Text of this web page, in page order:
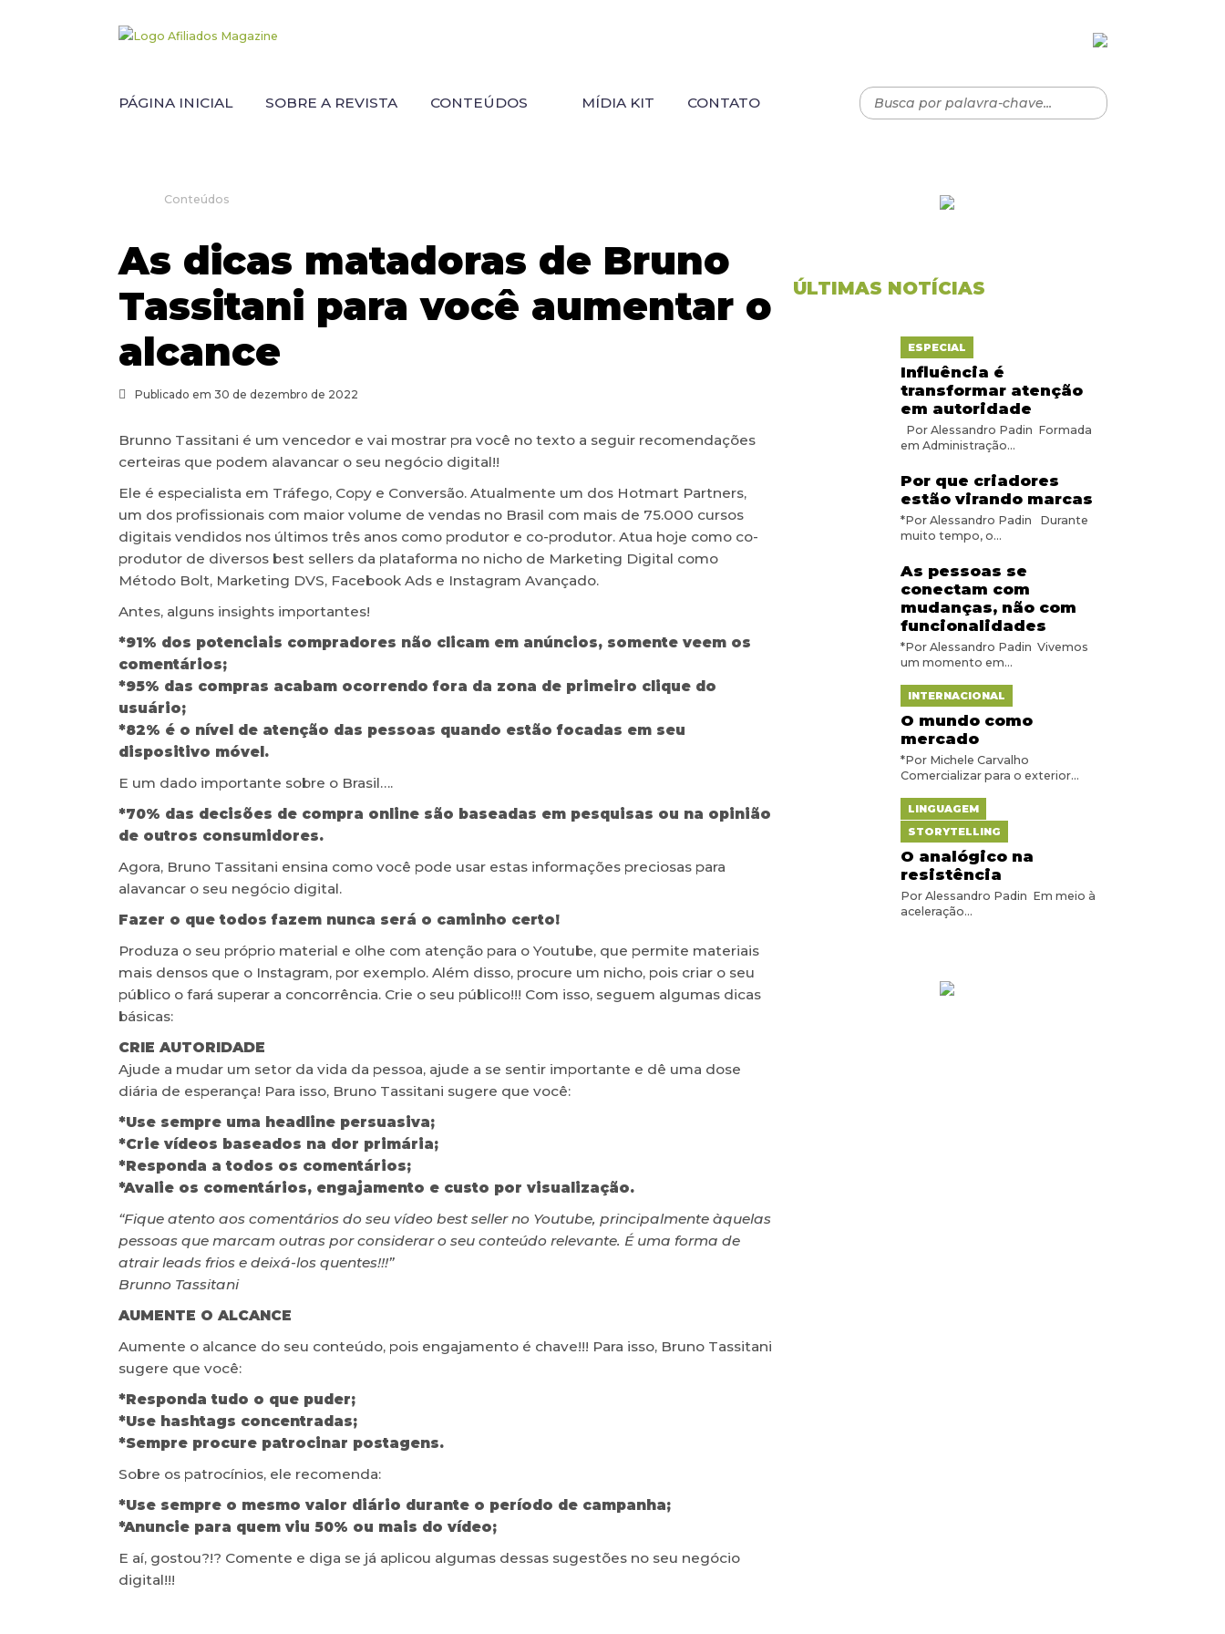
PÁGINA INICIAL SOBRE A REVISTA CONTEÚDOS MÍDIA KIT CONTATO
Conteúdos
As dicas matadoras de Bruno
Tassitani para você aumentar o
alcance
Publicado em 30 de dezembro de 2022
Brunno Tassitani é um vencedor e vai mostrar pra você no texto a seguir recomendações
certeiras que podem alavancar o seu negócio digital!!
Ele é especialista em Tráfego, Copy e Conversão. Atualmente um dos Hotmart Partners,
um dos profissionais com maior volume de vendas no Brasil com mais de 75.000 cursos
digitais vendidos nos últimos três anos como produtor e co-produtor. Atua hoje como co-
produtor de diversos best sellers da plataforma no nicho de Marketing Digital como
Método Bolt, Marketing DVS, Facebook Ads e Instagram Avançado.
Antes, alguns insights importantes!
*91% dos potenciais compradores não clicam em anúncios, somente veem os
comentários;
*95% das compras acabam ocorrendo fora da zona de primeiro clique do
usuário;
*82% é o nível de atenção das pessoas quando estão focadas em seu
dispositivo móvel.
E um dado importante sobre o Brasil….
*70% das decisões de compra online são baseadas em pesquisas ou na opinião
de outros consumidores.
Agora, Bruno Tassitani ensina como você pode usar estas informações preciosas para
alavancar o seu negócio digital.
Fazer o que todos fazem nunca será o caminho certo!
Produza o seu próprio material e olhe com atenção para o Youtube, que permite materiais
mais densos que o Instagram, por exemplo. Além disso, procure um nicho, pois criar o seu
público o fará superar a concorrência. Crie o seu público!!! Com isso, seguem algumas dicas
básicas:
CRIE AUTORIDADE
Ajude a mudar um setor da vida da pessoa, ajude a se sentir importante e dê uma dose
diária de esperança! Para isso, Bruno Tassitani sugere que você:
*Use sempre uma headline persuasiva;
*Crie vídeos baseados na dor primária;
*Responda a todos os comentários;
*Avalie os comentários, engajamento e custo por visualização.
“Fique atento aos comentários do seu vídeo best seller no Youtube, principalmente àquelas
pessoas que marcam outras por considerar o seu conteúdo relevante. É uma forma de
atrair leads frios e deixá-los quentes!!!”
Brunno Tassitani
AUMENTE O ALCANCE
Aumente o alcance do seu conteúdo, pois engajamento é chave!!! Para isso, Bruno Tassitani
sugere que você:
*Responda tudo o que puder;
*Use hashtags concentradas;
*Sempre procure patrocinar postagens.
Sobre os patrocínios, ele recomenda:
*Use sempre o mesmo valor diário durante o período de campanha;
*Anuncie para quem viu 50% ou mais do vídeo;
E aí, gostou?!? Comente e diga se já aplicou algumas dessas sugestões no seu negócio
digital!!!
ÚLTIMAS NOTÍCIAS
ESPECIAL
Influência é
transformar atenção
em autoridade
Por Alessandro Padin Formada
em Administração...
Por que criadores
estão virando marcas
*Por Alessandro Padin Durante
muito tempo, o...
As pessoas se
conectam com
mudanças, não com
funcionalidades
*Por Alessandro Padin Vivemos
um momento em...
INTERNACIONAL
O mundo como
mercado
*Por Michele Carvalho
Comercializar para o exterior...
LINGUAGEM
STORYTELLING
O analógico na
resistência
Por Alessandro Padin Em meio à
aceleração...